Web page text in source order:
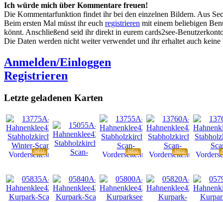
Ich würde mich über Kommentare freuen!
Die Kommentarfunktion findet ihr bei den einzelnen Bildern. Aus
Beim ersten Mal müsst ihr euch registrieren mit einem beliebigen
könnt. Anschließend seid ihr direkt in eurem cards2see-
Die Daten werden nicht weiter verwendet und ihr erhaltet auch
Anmelden/Einloggen
Registrieren
Letzte geladenen Karten
NEU NEU NEU